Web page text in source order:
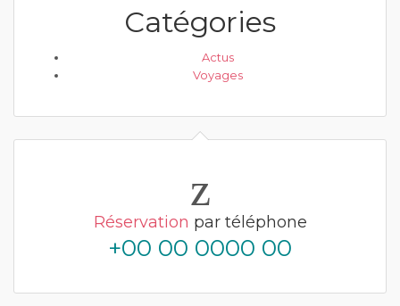
Catégories
Actus
Voyages
Réservation par téléphone
+00 00 0000 00